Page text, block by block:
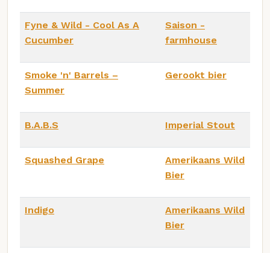
Fyne & Wild - Cool As A
Cucumber
Saison -
farmhouse
Smoke 'n' Barrels –
Summer
Gerookt bier
B.A.B.S Imperial Stout
Squashed Grape
Amerikaans Wild
Bier
Indigo
Amerikaans Wild
Bier